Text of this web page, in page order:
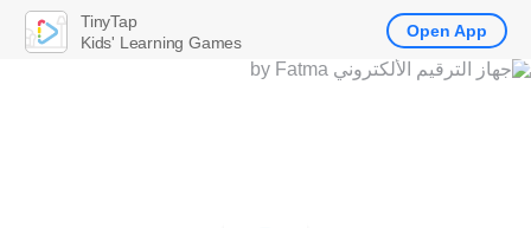
TinyTap
Kids' Learning Games
Open App